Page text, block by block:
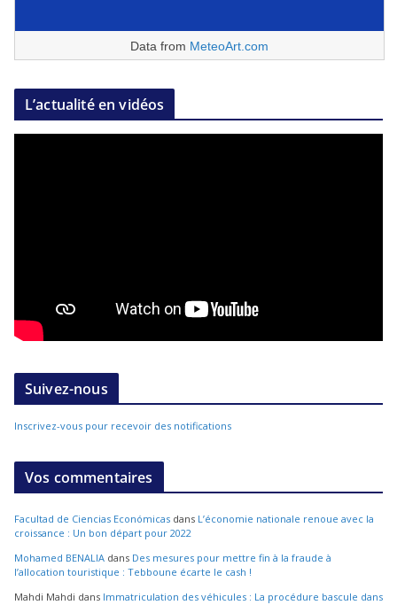
Data from MeteoArt.com
L’actualité en vidéos
Suivez-nous
Inscrivez-vous pour recevoir des notifications
Vos commentaires
Facultad de Ciencias Económicas dans L’économie nationale renoue avec la
croissance : Un bon départ pour 2022
Mohamed BENALIA dans Des mesures pour mettre fin à la fraude à
l’allocation touristique : Tebboune écarte le cash !
Mahdi Mahdi dans Immatriculation des véhicules : La procédure bascule dans